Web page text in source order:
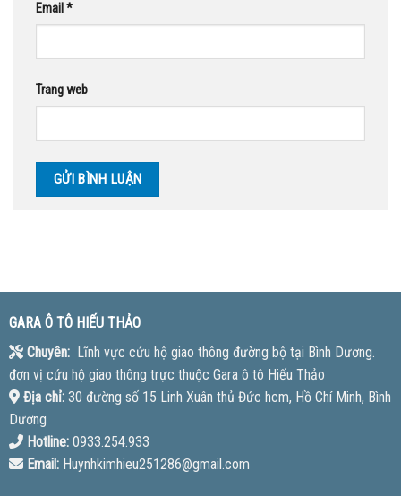
Email *
Trang web
GARA Ô TÔ HIẾU THẢO
Chuyên:Lĩnh vực cứu hộ giao thông đường bộ tại Bình Dương.
đơn vị cứu hộ giao thông trực thuộc Gara ô tô Hiếu Thảo
Địa chỉ:30 đường số 15 Linh Xuân thủ Đức hcm, Hồ Chí Minh, Bình
Dương
Hotline:0933.254.933
Email:Huynhkimhieu251286@gmail.com